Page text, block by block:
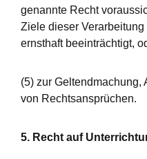
genannte Recht
Ziele dieser
ernsthaft beeinträchtigt,
(5) zur Geltendmachung,
von Rechtsansprüchen.
5. Recht auf